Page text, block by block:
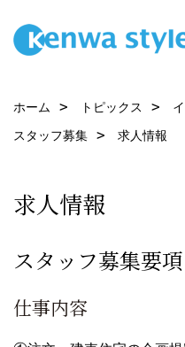
ホーム トピックス
スタッフ募集
求人情報
求人情報
スタッフ募集要
仕事内容